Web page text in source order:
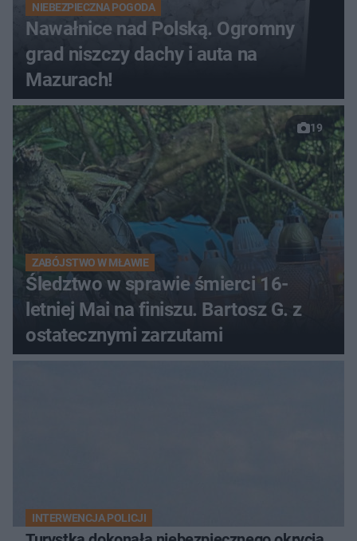
NIEBEZPIECZNA POGODA
Nawałnice nad Polską. Ogromny
grad niszczy dachy i auta na
Mazurach!
19
ZABÓJSTWO W MŁAWIE
Śledztwo w sprawie śmierci 16-
letniej Mai na finiszu. Bartosz G. z
ostatecznymi zarzutami
INTERWENCJA POLICJI